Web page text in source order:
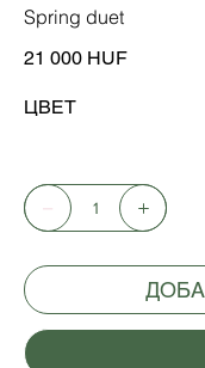
Spring duet
21 000 HUF
ЦВЕТ